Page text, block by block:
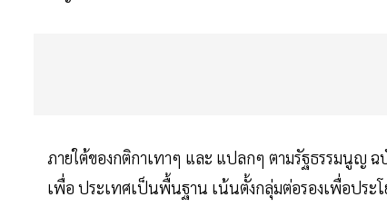
ภายใต้ของกติกาเทาๆ และ แปลกๆ ตามรัฐธรรมนูญ
เพื่อ ประเทศเป็นพื้นฐาน เน้นตั้งกลุ่มต่อรองเพื่อประ